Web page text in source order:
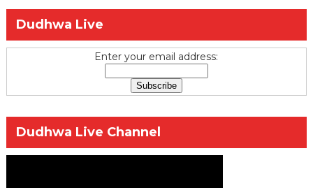
Dudhwa Live
Enter your email address:
Dudhwa Live Channel